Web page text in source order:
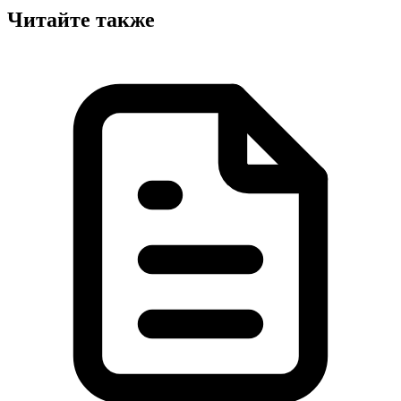
Читайте также